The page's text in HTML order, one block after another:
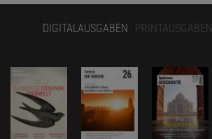
DIGITALAUSGABEN PRINTAUSGABEN